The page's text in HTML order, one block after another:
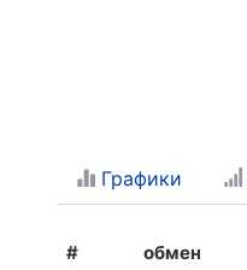
Графики
# обмен